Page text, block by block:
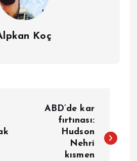
Koç
ABD’de kar
fırtınası:
Hudson
Nehri
kısmen